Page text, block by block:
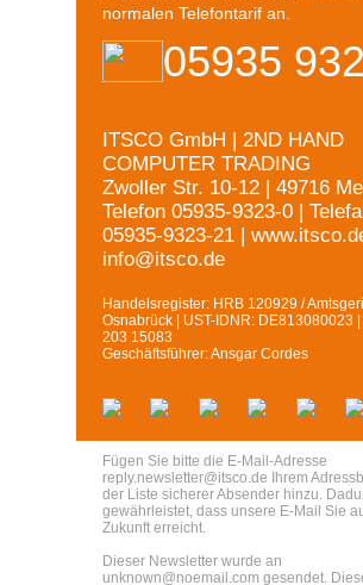
normalen Telefontarif an.
05935
ITSCO GmbH | 2ND HAND
COMPUTER TRADING
Zwoller Str. 10-12 | 49716
Telefon 05935-9323-0 |
05935-9323-21 |
info@itsco.de
Handelsregister: HRB 120929 /
Osnabrück | UST-IDNR: DE813080023 |
203 15083
Geschäftsführer: Ansgar Cordes
Fügen Sie bitte die E-Mail-Adresse
reply.newsletter@itsco.de Ihrem
der Liste sicherer Absender hinzu.
gewährleistet, dass unsere E-Mail Sie
Zukunft erreicht.
Dieser Newsletter wurde an
unknown@noemail.com gesendet.